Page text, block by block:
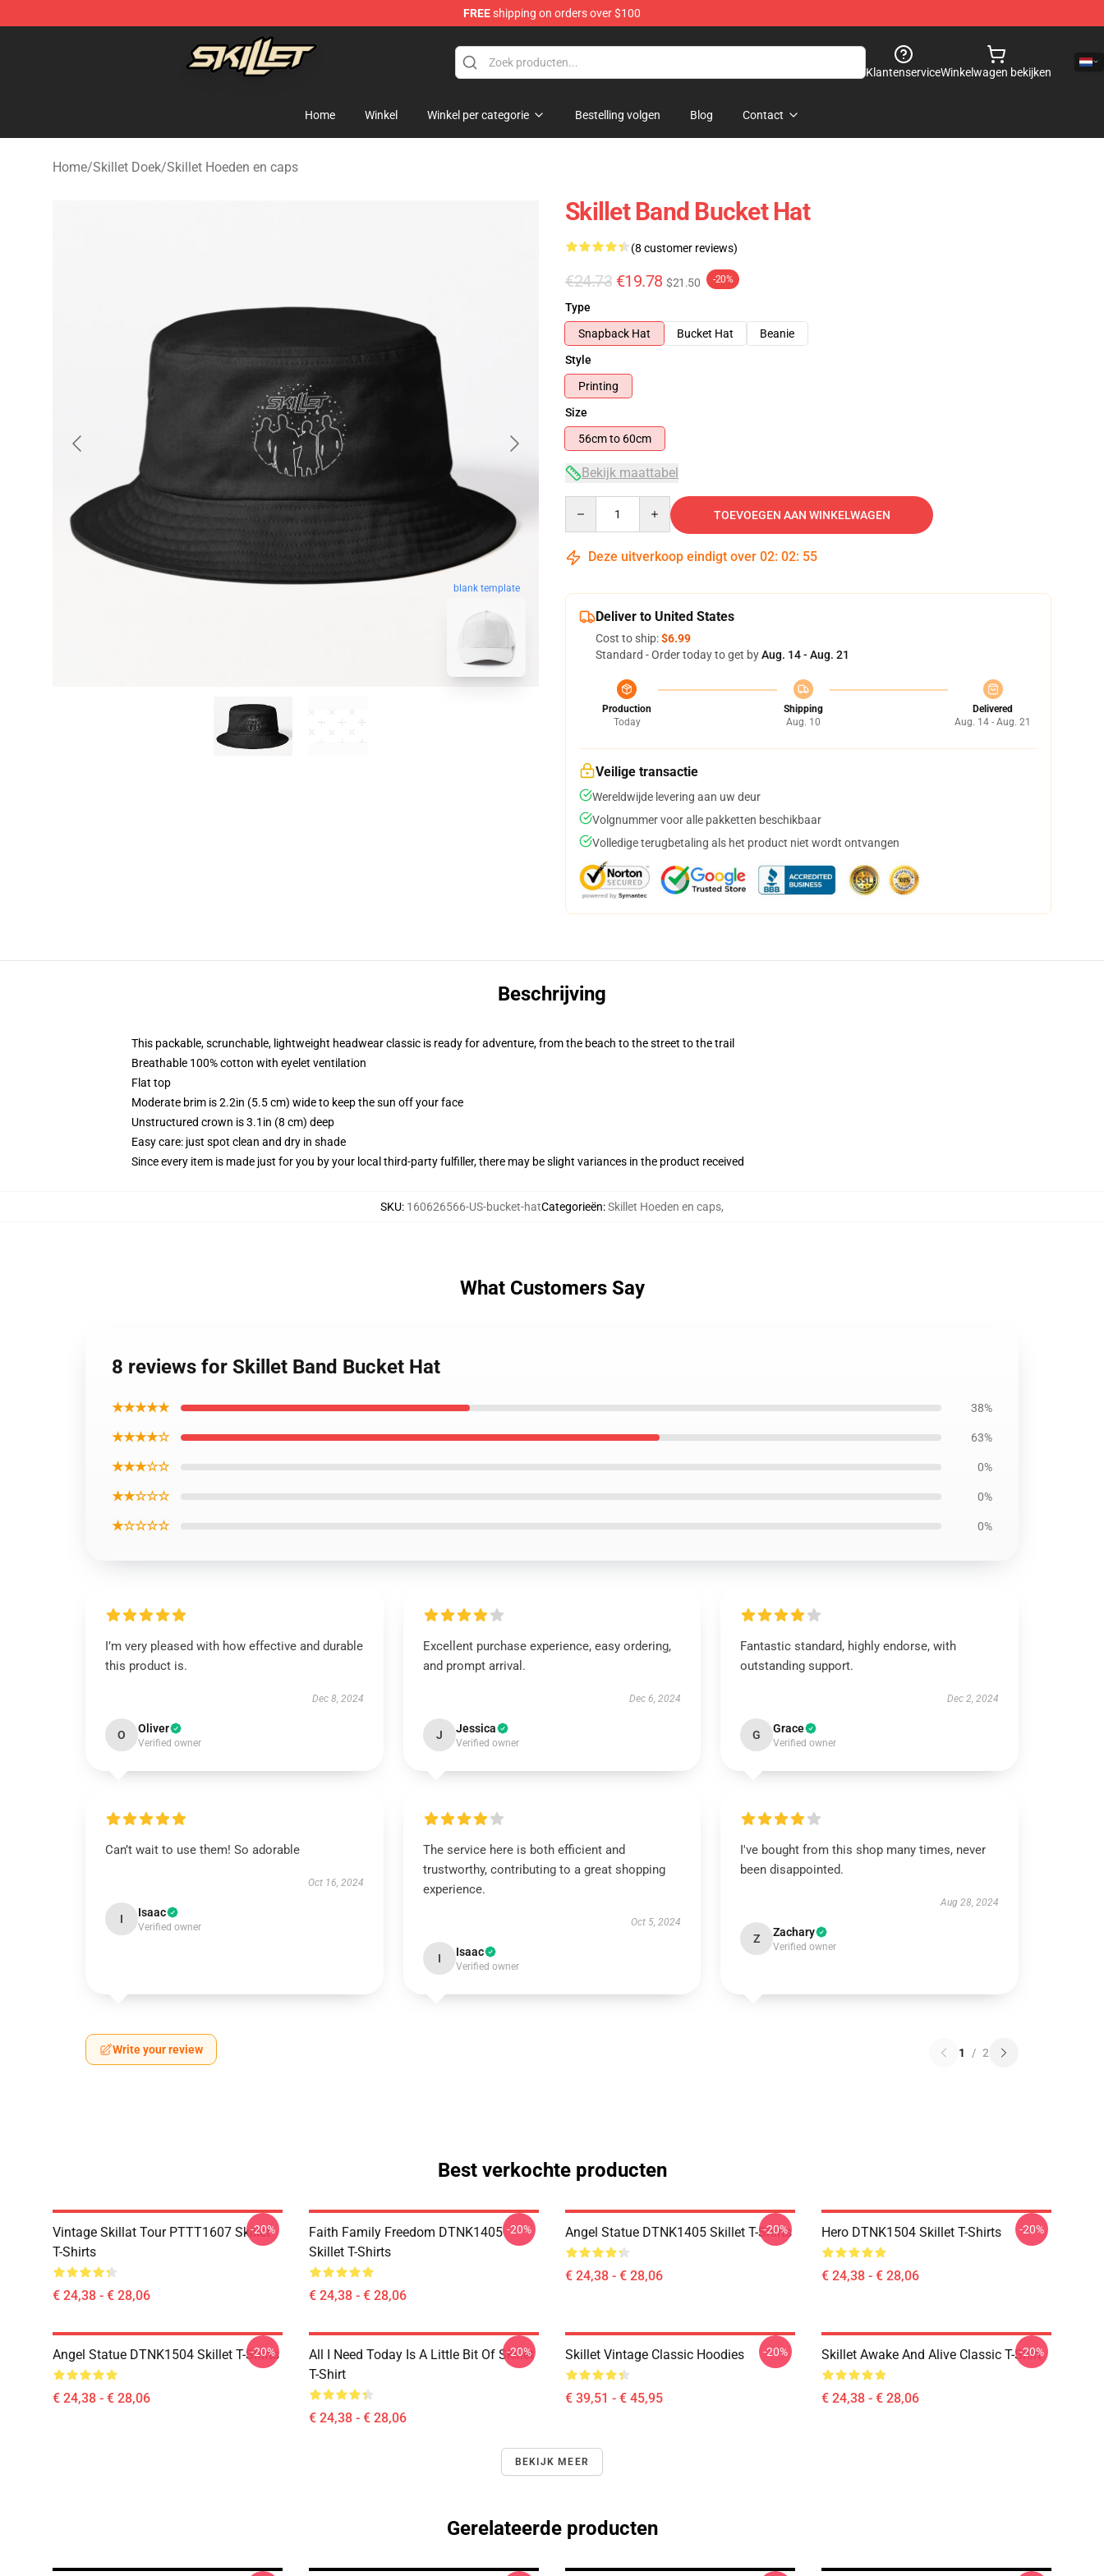
FREEshipping on orders over $100
Skillet Shop - Official Skillet Merchandise Store
KlantenserviceWinkelwagen bekijken
Home Winkel Winkel per categorie Bestelling volgen Blog Contact
Home/Skillet Doek/Skillet Hoeden en caps
blank template
Skillet Band Bucket Hat
(8 customer reviews)
€24.73 €19.78 $21.50 -20%
Type
Snapback Hat
Bucket Hat
Beanie
Style
Printing
Size
56cm to 60cm
Bekijk maattabel
TOEVOEGEN AAN WINKELWAGEN
Deze uitverkoop eindigt over 02: 02: 54
Deliver to United States
Cost to ship:$6.99
Standard - Order today to get byAug. 14 - Aug. 21
Production
Today
Shipping
Aug. 10
Delivered
Aug. 14 - Aug. 21
Veilige transactie
Wereldwijde levering aan uw deur
Volgnummer voor alle pakketten beschikbaar
Volledige terugbetaling als het product niet wordt ontvangen
Beschrijving
This packable, scrunchable, lightweight headwear classic is ready for adventure, from the beach to the street to the trail
Breathable 100% cotton with eyelet ventilation
Flat top
Moderate brim is 2.2in (5.5 cm) wide to keep the sun off your face
Unstructured crown is 3.1in (8 cm) deep
Easy care: just spot clean and dry in shade
Since every item is made just for you by your local third-party fulfiller, there may be slight variances in the product received
SKU: 160626566-US-bucket-hatCategorieën:Skillet Hoeden en caps,
What Customers Say
8 reviews for Skillet Band Bucket Hat
★★★★★ 38%
★★★★☆ 63%
★★★☆☆ 0%
★★☆☆☆ 0%
★☆☆☆☆ 0%
I’m very pleased with how effective and durable
this product is.
Dec 8, 2024
O Oliver
Verified owner
Excellent purchase experience, easy ordering,
and prompt arrival.
Dec 6, 2024
J Jessica
Verified owner
Fantastic standard, highly endorse, with
outstanding support.
Dec 2, 2024
G Grace
Verified owner
Can’t wait to use them! So adorable
Oct 16, 2024
I Isaac
Verified owner
The service here is both efficient and
trustworthy, contributing to a great shopping
experience.
Oct 5, 2024
I Isaac
Verified owner
I've bought from this shop many times, never
been disappointed.
Aug 28, 2024
Z Zachary
Verified owner
Write your review 1 / 2
Best verkochte producten
Vintage Skillat Tour PTTT1607 Skillet
T-Shirts
€ 24,38 - € 28,06
-20%
Faith Family Freedom DTNK1405
Skillet T-Shirts
€ 24,38 - € 28,06
-20% Angel Statue DTNK1405 Skillet T-Shirts
€ 24,38 - € 28,06
-20% Hero DTNK1504 Skillet T-Shirts
€ 24,38 - € 28,06
-20%
Angel Statue DTNK1504 Skillet T-Shirts
€ 24,38 - € 28,06
-20%
All I Need Today Is A Little Bit Of Skillet
T-Shirt
€ 24,38 - € 28,06
-20% Skillet Vintage Classic Hoodies
€ 39,51 - € 45,95
-20% Skillet Awake And Alive Classic T-Shirt
€ 24,38 - € 28,06
-20%
BEKIJK MEER
Gerelateerde producten